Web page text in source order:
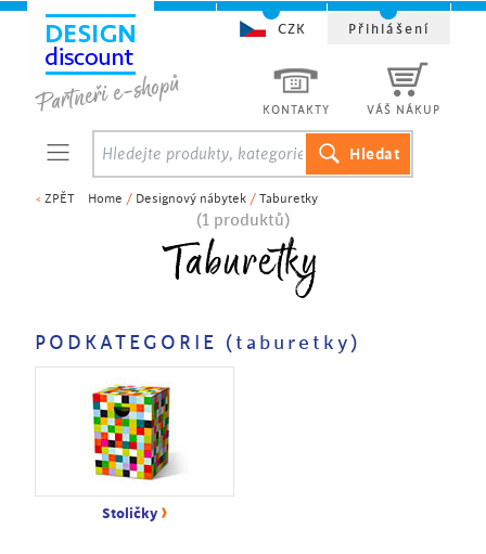
< ZPĚT Home / Designový nábytek / Taburetky
(1 produktů)
Taburetky
PODKATEGORIE (taburetky)
Stoličky ›
KONTAKTY VÁŠ NÁKUP
CZK Přihlášení